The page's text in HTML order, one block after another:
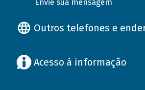
Envie sua mensagem
Outros telefones e
Acesso à informação